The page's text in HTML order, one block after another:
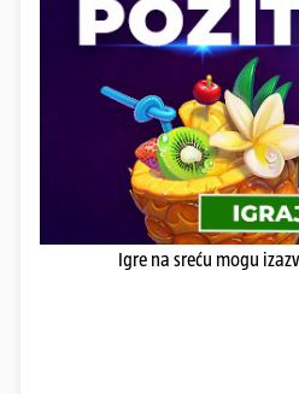
Igre na sreću mogu